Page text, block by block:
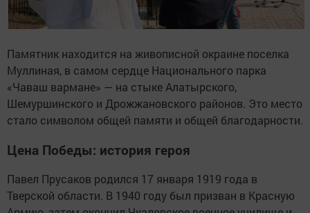
Памятник находится на живописной окраине поселка
Муллиная, в самом сердце Национального парка
«Чаваш вармане» — на стыке Алатырского,
Шемуршинского и Дрожжановского районов. Это место
стало символом общей памяти и общей благодарности.
Цена Победы: история героя
Павел Прусаков родился 17 января 1919 года в
Тверской области. В 1940 году был призван в Красную